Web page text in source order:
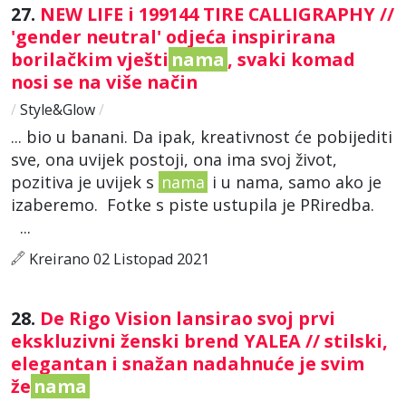
27. NEW LIFE i 199144 TIRE CALLIGRAPHY //
'gender neutral' odjeća inspirirana
borilačkim vješti nama , svaki komad
nosi se na više način
/ Style&Glow/
... bio u banani. Da ipak, kreativnost će pobijediti
sve, ona uvijek postoji, ona ima svoj život,
pozitiva je uvijek s nama i u nama, samo ako je
izaberemo. Fotke s piste ustupila je PRiredba.
...
Kreirano 02 Listopad 2021
28. De Rigo Vision lansirao svoj prvi
ekskluzivni ženski brend YALEA // stilski,
elegantan i snažan nadahnuće je svim
že nama